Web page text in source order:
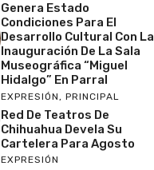
Genera Estado
Condiciones Para El
Desarrollo Cultural Con La
Inauguración De La Sala
Museográfica “Miguel
Hidalgo” En Parral
EXPRESIÓN , PRINCIPAL
Red De Teatros De
Chihuahua Devela Su
Cartelera Para Agosto
EXPRESIÓN